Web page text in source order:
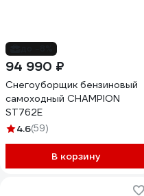
94 990 ₽
Снегоуборщик бензиновый
самоходный CHAMPION
ST762E
4.6(59)
В корзину